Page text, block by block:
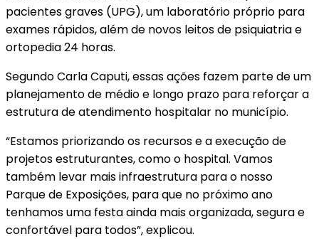
pacientes graves (UPG), um laboratório próprio para
exames rápidos, além de novos leitos de psiquiatria e
ortopedia 24 horas.
Segundo Carla Caputi, essas ações fazem parte de um
planejamento de médio e longo prazo para reforçar a
estrutura de atendimento hospitalar no município.
“Estamos priorizando os recursos e a execução de
projetos estruturantes, como o hospital. Vamos
também levar mais infraestrutura para o nosso
Parque de Exposições, para que no próximo ano
tenhamos uma festa ainda mais organizada, segura e
confortável para todos”, explicou.